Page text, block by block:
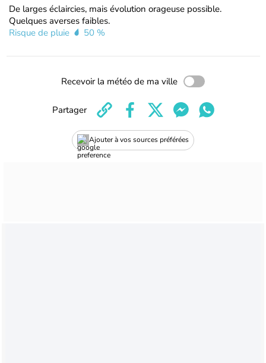
De larges éclaircies, mais évolution orageuse possible.
Quelques averses faibles.
Risque de pluie
50 %
Recevoir la météo de ma ville
Ajouter à vos sources préférées
Partager